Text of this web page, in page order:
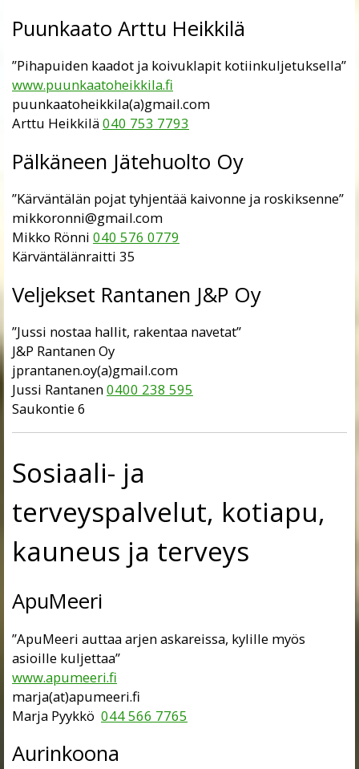
Puunkaato Arttu Heikkilä
”Pihapuiden kaadot ja koivuklapit kotiinkuljetuksella”
www.puunkaatoheikkila.fi
puunkaatoheikkila(a)gmail.com
Arttu Heikkilä040 753 7793
Pälkäneen Jätehuolto Oy
”Kärväntälän pojat tyhjentää kaivonne ja roskiksenne”
mikkoronni@gmail.com
Mikko Rönni 040 576 0779
Kärväntälänraitti 35
Veljekset Rantanen J&P Oy
”Jussi nostaa hallit, rakentaa navetat”
J&P Rantanen Oy
jprantanen.oy(a)gmail.com
Jussi Rantanen0400 238 595
Saukontie 6
Sosiaali- ja
terveyspalvelut, kotiapu,
kauneus ja terveys
ApuMeeri
”ApuMeeri auttaa arjen askareissa, kylille myös
asioille kuljettaa”
www.apumeeri.fi
marja(at)apumeeri.fi
Marja Pyykkö 044 566 7765
Aurinkoona